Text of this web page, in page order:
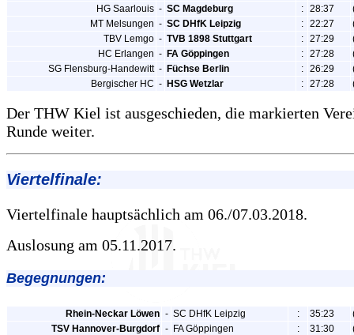
HG Saarlouis - SC Magdeburg : 28:37
MT Melsungen - SC DHfK Leipzig : 22:27
TBV Lemgo - TVB 1898 Stuttgart : 27:29
HC Erlangen - FA Göppingen : 27:28
SG Flensburg-Handewitt - Füchse Berlin : 26:29
Bergischer HC - HSG Wetzlar : 27:28
Der THW Kiel ist ausgeschieden, die markierten
Runde weiter.
Viertelfinale:
Viertelfinale hauptsächlich am 06./07.03.2018.
Auslosung am 05.11.2017.
Begegnungen:
Rhein-Neckar Löwen - SC DHfK Leipzig : 35:23
TSV Hannover-Burgdorf - FA Göppingen : 31:30